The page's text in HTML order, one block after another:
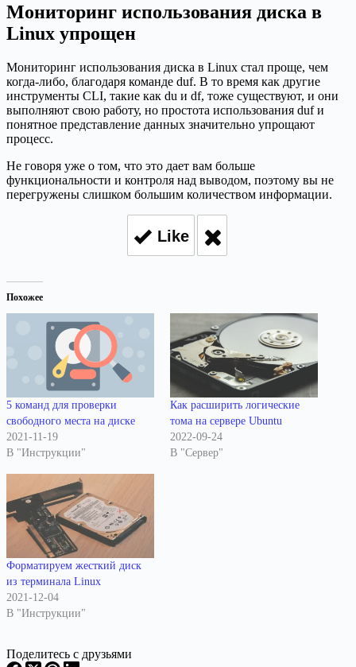
Мониторинг использования диска в
Linux упрощен
Мониторинг использования диска в Linux стал проще, чем
когда-либо, благодаря команде duf. В то время как другие
инструменты CLI, такие как du и df, тоже существуют, и они
выполняют свою работу, но простота использования duf и
понятное представление данных значительно упрощают
процесс.
Не говоря уже о том, что это дает вам больше
функциональности и контроля над выводом, поэтому вы не
перегружены слишком большим количеством информации.
Like
Похожее
5 команд для проверки
свободного места на диске
2021-11-19
В "Инструкции"
Как расширить логические
тома на сервере Ubuntu
2022-09-24
В "Сервер"
Форматируем жесткий диск
из терминала Linux
2021-12-04
В "Инструкции"
Поделитесь с друзьями